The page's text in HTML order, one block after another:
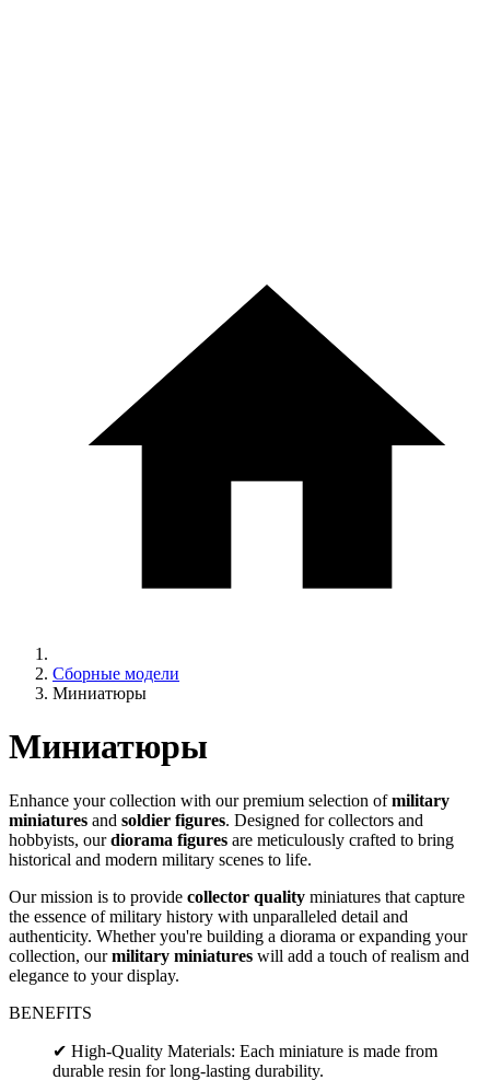
Сборные модели
Миниатюры
Миниатюры
Enhance your collection with our premium selection ofmilitary
miniatures and soldier figures. Designed for collectors and
hobbyists, ourdiorama figures are meticulously crafted to bring
historical and modern military scenes to life.
Our mission is to provide collector quality miniatures that capture
the essence of military history with unparalleled detail and
authenticity. Whether you're building a diorama or expanding your
collection, ourmilitary miniatures will add a touch of realism and
elegance to your display.
BENEFITS
✔ High-Quality Materials: Each miniature is made from
durable resin for long-lasting durability.